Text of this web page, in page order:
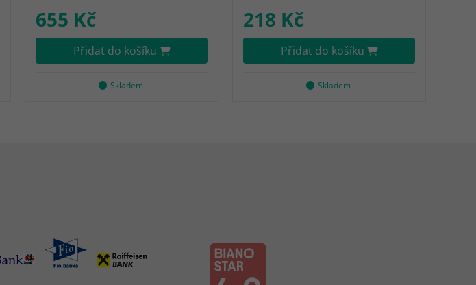
655 Kč
Přidat do košíku
Skladem
218 Kč
Přidat do košíku
Skladem